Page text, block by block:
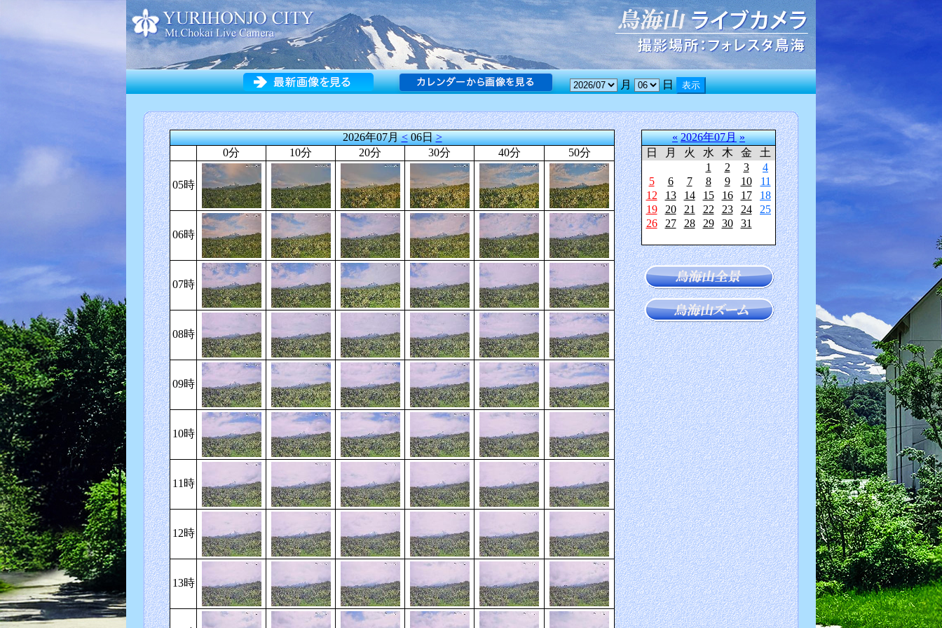
月 日
2026年07月<06日>
0分
10分 20分 30分 40分 50分
05時
06時
07時
08時
09時
10時
11時
12時
13時
« 2026年07月 »
日
月 火 水 木 金
土
1
2 3
4
5
6 7 8 9 10
11
12
13 14 15 16 17
18
19
20 21 22 23 24
25
26
27 28 29 30 31